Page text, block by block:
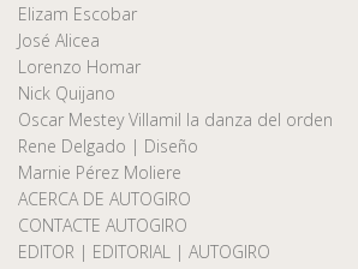
Elizam Escobar
José Alicea
Lorenzo Homar
Nick Quijano
Oscar Mestey Villamil la danza del orden
Rene Delgado | Diseño
Marnie Pérez Moliere
ACERCA DE AUTOGIRO
CONTACTE AUTOGIRO
EDITOR | EDITORIAL | AUTOGIRO